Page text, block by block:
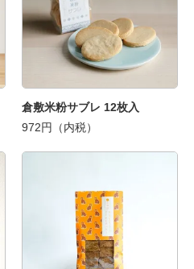
倉敷米粉サブレ 12枚入
972円（内税）